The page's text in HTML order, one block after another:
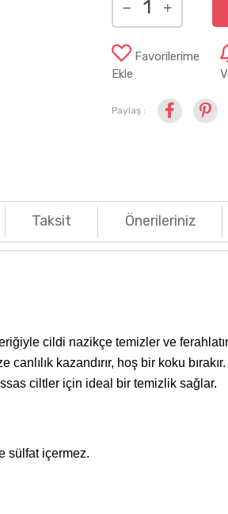
Favorilerime
Ekle
Paylaş :
Taksit Önerileriniz
cildi nazikçe temizler ve
kazandırır, hoş bir koku bırakır.
ciltler için ideal bir temizlik sağlar.
sülfat içermez.